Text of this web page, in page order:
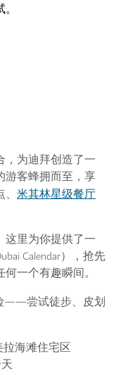
，为迪拜创造了一
游客蜂拥而至，享
米其林星级餐厅
这里为你提供了一
Calendar），抢先
一个有趣瞬间。
——尝试徒步、皮划
拉海滩住宅区